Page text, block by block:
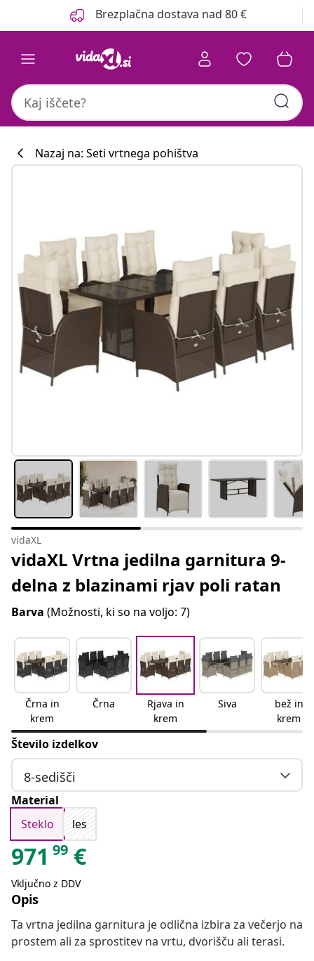
Brezplačna dostava nad 80 €
Nazaj na: Seti vrtnega pohištva
vidaXL
vidaXL Vrtna jedilna garnitura 9-
delna z blazinami rjav poli ratan
Barva (Možnosti, ki so na voljo: 7)
Črna in
krem
Črna
Rjava in
krem
Siva
bež in
krem
Število izdelkov
8-sedišči
Material
Steklo
les
971 99 €
Vključno z DDV
Opis
Ta vrtna jedilna garnitura je odlična izbira za večerjo na
prostem ali za sprostitev na vrtu, dvorišču ali terasi.